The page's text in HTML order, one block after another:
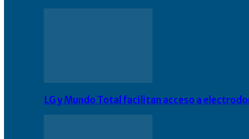
LG y Mundo Total facilitan acceso a